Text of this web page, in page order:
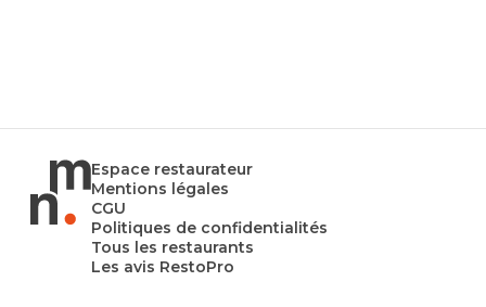
Espace restaurateur
Mentions légales
CGU
Politiques de confidentialités
Tous les restaurants
Les avis RestoPro